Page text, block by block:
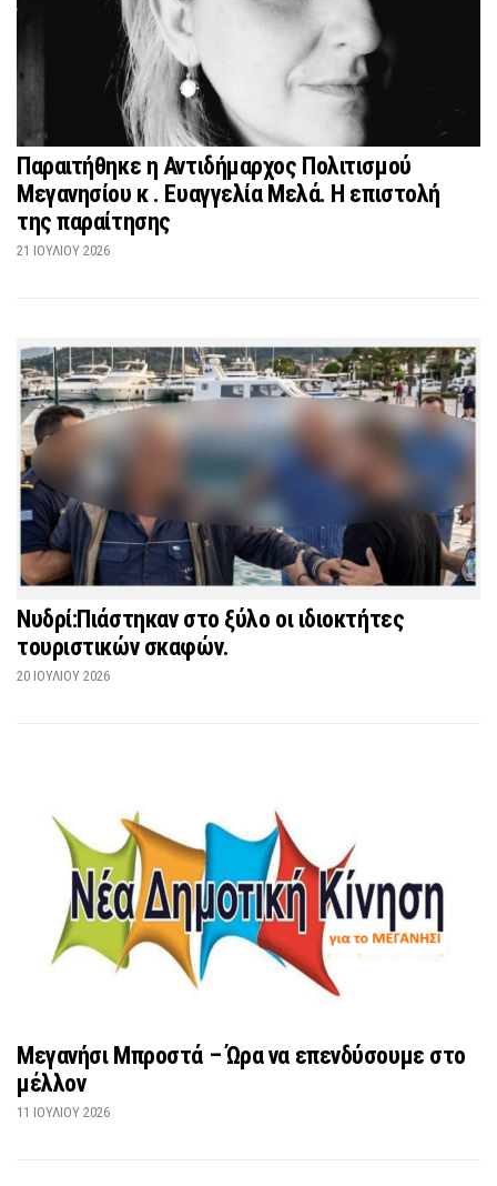
Παραιτήθηκε η Αντιδήμαρχος Πολιτισμού
Μεγανησίου κ . Ευαγγελία Μελά. Η επιστολή
της παραίτησης
21 ΙΟΥΛΊΟΥ 2026
Νυδρί:Πιάστηκαν στο ξύλο οι ιδιοκτήτες
τουριστικών σκαφών.
20 ΙΟΥΛΊΟΥ 2026
Μεγανήσι Μπροστά – Ώρα να επενδύσουμε στο
μέλλον
11 ΙΟΥΛΊΟΥ 2026